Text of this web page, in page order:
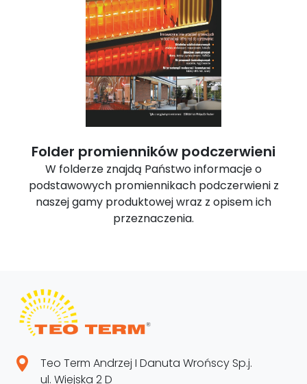
Folder promienników podczerwieni
W folderze znajdą Państwo informacje o
podstawowych promiennikach podczerwieni z
naszej gamy produktowej wraz z opisem ich
przeznaczenia.
Teo Term Andrzej I Danuta Wrońscy Sp.j.
ul. Wiejska 2 D